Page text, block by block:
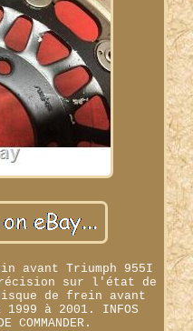
avant Triumph 955I
sur l'état de
de frein avant
à 2001. INFOS
COMMANDER.